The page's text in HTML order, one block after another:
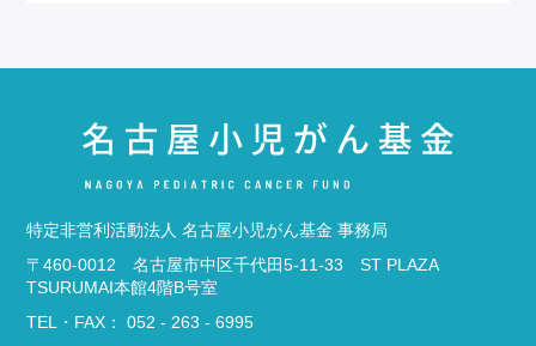
特定非営利活動法人 名古屋小児がん基金 事務局
〒460-0012 名古屋市中区千代田5-11-33 ST PLAZA
TSURUMAI本館4階B号室
TEL・FAX： 052 - 263 - 6995